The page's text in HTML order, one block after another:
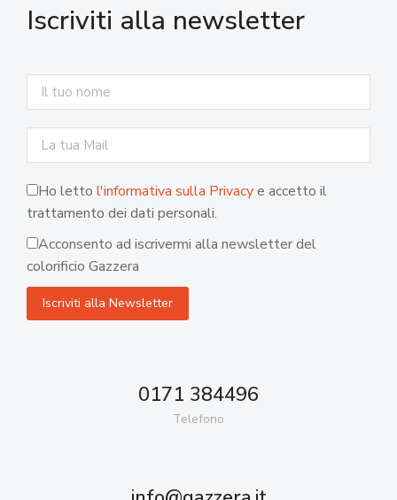
Iscriviti alla newsletter
Ho letto l'informativa sulla Privacye accetto il
trattamento dei dati personali.
Acconsento ad iscrivermi alla newsletter del
colorificio Gazzera
0171 384496
Telefono